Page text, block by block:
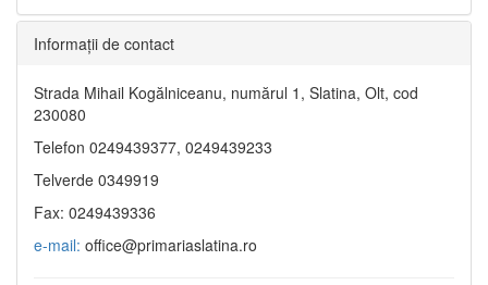
Informaţii de contact
Strada Mihail Kogălniceanu, numărul 1, Slatina, Olt, cod
230080
Telefon 0249439377, 0249439233
Telverde 0349919
Fax: 0249439336
e-mail: office@primariaslatina.ro